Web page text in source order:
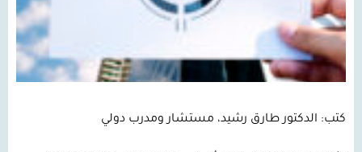
كتب: الدكتور طارق رشيد، مستشار ومدرب دولي